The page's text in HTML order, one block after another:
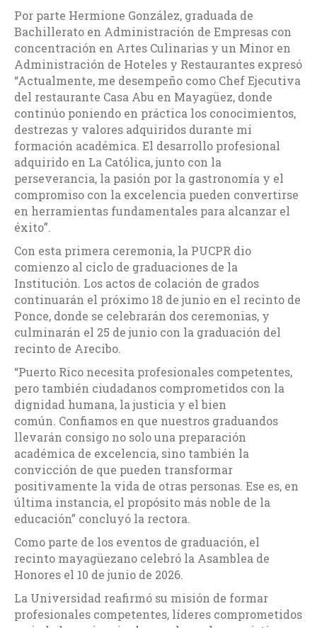
Por parte Hermione González, graduada de
Bachillerato en Administración de Empresas con
concentración en Artes Culinarias y un Minor en
Administración de Hoteles y Restaurantes expresó
“Actualmente, me desempeño como Chef Ejecutiva
del restaurante Casa Abu en Mayagüez, donde
continúo poniendo en práctica los conocimientos,
destrezas y valores adquiridos durante mi
formación académica. El desarrollo profesional
adquirido en La Católica, junto con la
perseverancia, la pasión por la gastronomía y el
compromiso con la excelencia pueden convertirse
en herramientas fundamentales para alcanzar el
éxito”.
Con esta primera ceremonia, la PUCPR dio
comienzo al ciclo de graduaciones de la
Institución. Los actos de colación de grados
continuarán el próximo 18 de junio en el recinto de
Ponce, donde se celebrarán dos ceremonias, y
culminarán el 25 de junio con la graduación del
recinto de Arecibo.
“Puerto Rico necesita profesionales competentes,
pero también ciudadanos comprometidos con la
dignidad humana, la justicia y el bien
común. Confiamos en que nuestros graduandos
llevarán consigo no solo una preparación
académica de excelencia, sino también la
convicción de que pueden transformar
positivamente la vida de otras personas. Ese es, en
última instancia, el propósito más noble de la
educación” concluyó la rectora.
Como parte de los eventos de graduación, el
recinto mayagüezano celebró la Asamblea de
Honores el 10 de junio de 2026.
La Universidad reafirmó su misión de formar
profesionales competentes, líderes comprometidos